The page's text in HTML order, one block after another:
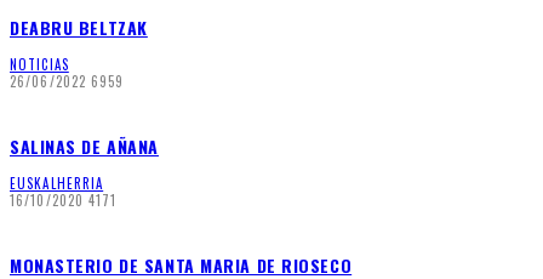
DEABRU BELTZAK
NOTICIAS
26/06/2022 6959
SALINAS DE AÑANA
EUSKALHERRIA
16/10/2020 4171
MONASTERIO DE SANTA MARIA DE RIOSECO